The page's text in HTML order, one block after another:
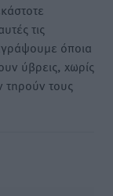
τις
όποια
ύβρεις, χωρίς
τηρούν τους